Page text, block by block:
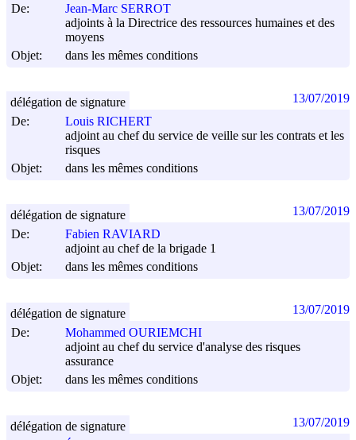
De:
Jean-Marc SERROT
adjoints à la Directrice des ressources humaines et des
moyens
Objet:
dans les mêmes conditions
De:
Louis RICHERT
adjoint au chef du service de veille sur les contrats et les
risques
Objet:
dans les mêmes conditions
délégation de signature 13/07/2019
De:
Fabien RAVIARD
adjoint au chef de la brigade 1
Objet:
dans les mêmes conditions
délégation de signature 13/07/2019
De:
Mohammed OURIEMCHI
adjoint au chef du service d'analyse des risques
assurance
Objet:
dans les mêmes conditions
délégation de signature 13/07/2019
délégation de signature 13/07/2019